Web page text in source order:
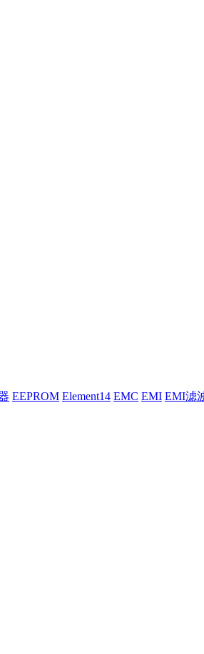
EEPROM Element14 EMC EMI EMI滤